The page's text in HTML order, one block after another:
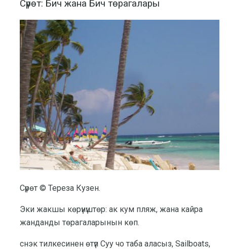
Сүрөт: Бич жана Бич төрагалары
Сүрөт © Тереза ​​Кузен.
Эки жакшы көрүнүштөр: ак кум пляж, жана кайра
жанданды төрагаларынын көп.
снэк тилкесинен өтүп Суу чо таба аласыз, Sailboats,